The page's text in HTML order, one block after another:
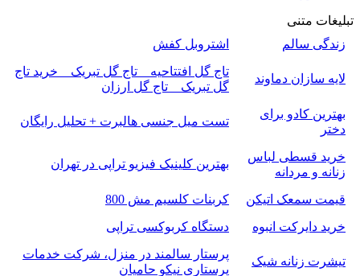
تبلیغات متنی
زندگی سالم
اشتروبل کفش
لایه سازان دماوند
تاج گل افتتاحیه _ تاج گل تبریک _ خرید تاج
گل تبریک _ تاج گل ارزان
بهترین کادو برای
دختر
تست میل جنسی هالبرت + تحلیل رایگان
خرید قسطی لباس
زنانه و مردانه
بهترین کلینیک فیزیو تراپی در تهران
قیمت سمعک اتیکن
کربنات کلسیم مش 800
خرید دایرکت انبوه
دستگاه کربوکسی تراپی
تیشرت زنانه شیک
پرستار سالمند در منزل، شرکت خدمات
پرستاری نیکو حامیان